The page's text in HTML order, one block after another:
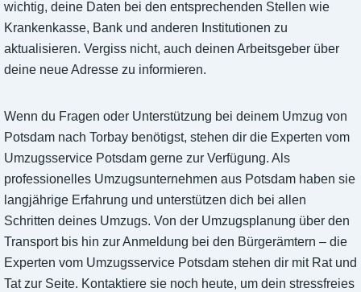
wichtig, deine Daten bei den entsprechenden Stellen wie
Krankenkasse, Bank und anderen Institutionen zu
aktualisieren. Vergiss nicht, auch deinen Arbeitsgeber über
deine neue Adresse zu informieren.
Wenn du Fragen oder Unterstützung bei deinem Umzug von
Potsdam nach Torbay benötigst, stehen dir die Experten vom
Umzugsservice Potsdam gerne zur Verfügung. Als
professionelles Umzugsunternehmen aus Potsdam haben sie
langjährige Erfahrung und unterstützen dich bei allen
Schritten deines Umzugs. Von der Umzugsplanung über den
Transport bis hin zur Anmeldung bei den Bürgerämtern – die
Experten vom Umzugsservice Potsdam stehen dir mit Rat und
Tat zur Seite. Kontaktiere sie noch heute, um dein stressfreies